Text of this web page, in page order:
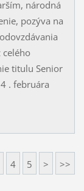
národná
pozýva na
celého
titulu Senior
. februára
4 5 > >>